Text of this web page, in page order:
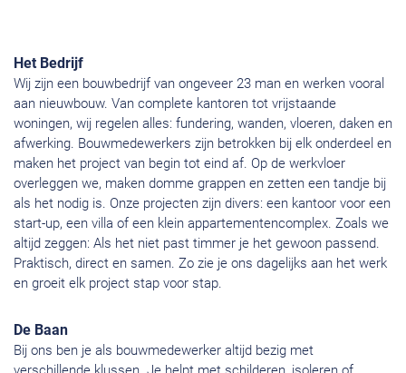
Het Bedrijf
Wij zijn een bouwbedrijf van ongeveer 23 man en werken vooral
aan nieuwbouw. Van complete kantoren tot vrijstaande
woningen, wij regelen alles: fundering, wanden, vloeren, daken en
afwerking. Bouwmedewerkers zijn betrokken bij elk onderdeel en
maken het project van begin tot eind af. Op de werkvloer
overleggen we, maken domme grappen en zetten een tandje bij
als het nodig is. Onze projecten zijn divers: een kantoor voor een
start-up, een villa of een klein appartementencomplex. Zoals we
altijd zeggen: Als het niet past timmer je het gewoon passend.
Praktisch, direct en samen. Zo zie je ons dagelijks aan het werk
en groeit elk project stap voor stap.
De Baan
Bij ons ben je als bouwmedewerker altijd bezig met